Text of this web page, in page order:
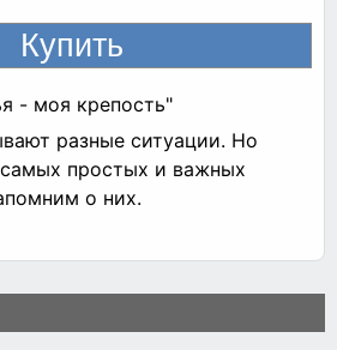
- моя крепость"
разные ситуации. Но
простых и важных
о них.